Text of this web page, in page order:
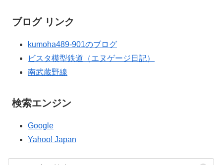
ブログ リンク
kumoha489-901のブログ
ビスタ模型鉄道（エヌゲージ日記）
南武蔵野線
検索エンジン
Google
Yahoo! Japan